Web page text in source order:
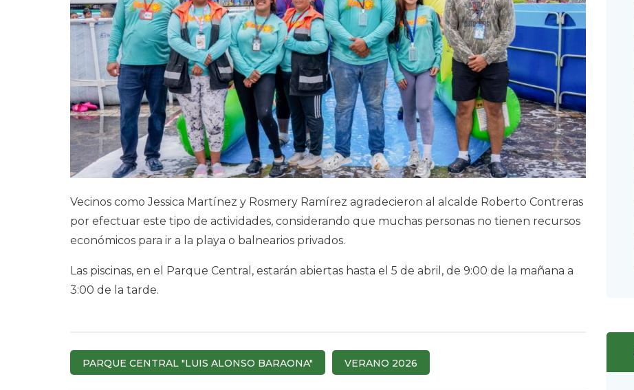
Vecinos como Jessica Martínez y Rosmery Ramírez agradecieron al alcalde Roberto Contreras
por efectuar este tipo de actividades, considerando que muchas personas no tienen recursos
económicos para ir a la playa o balnearios privados.
Las piscinas, en el Parque Central, estarán abiertas hasta el 5 de abril, de 9:00 de la mañana a
3:00 de la tarde.
PARQUE CENTRAL "LUIS ALONSO BARAONA" VERANO 2026